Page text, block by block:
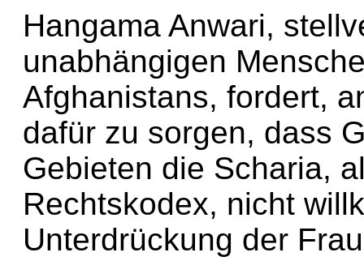
Hangama Anwari,
unabhängigen
Afghanistans, fordert,
dafür zu sorgen, dass
Gebieten die Scharia,
Rechtskodex, nicht
Unterdrückung der